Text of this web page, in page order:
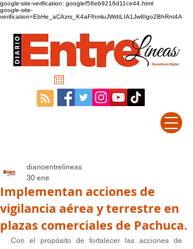
google-site-verification: googlef58eb9216d11ce44.html
google-site-
verification=EbHe_aCAzrs_K4aFIhmluJWdtLIA1Jw8Igo2BhRnt4A
Implementan acciones de
vigilancia aérea y terrestre en
plazas comerciales de Pachuca.
diarioentrelineas
30 ene
Con el propósito de fortalecer las acciones de